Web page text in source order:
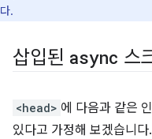
다.
삽입된 async 스
<head> 에 다음과 같은
있다고 가정해 보겠습니다.